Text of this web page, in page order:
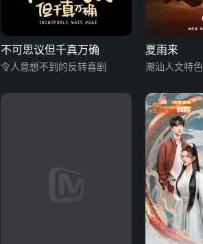
不可思议但千真万确
令人意想不到的反转喜剧
夏雨来
潮汕人文特